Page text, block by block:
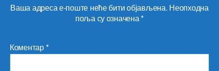
Ваша адреса е-поште неће бити објављена. Неопходна
поља су означена*
Коментар*